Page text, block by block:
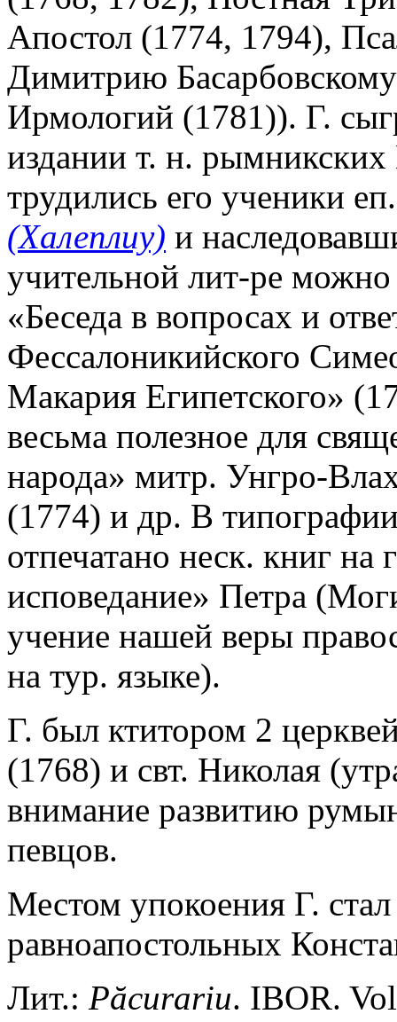
Апостол (1774, 1794),
Димитрию
Ирмологий (1781)). Г.
издании т. н.
трудились его ученики
(Халеплиу) и
учительной лит-ре
«Беседа в вопросах и
Фессалоникийского
Макария Египетского»
весьма полезное для
народа» митр. Унгро-
(1774) и др. В
отпечатано неск. книг на
исповедание» Петра
учение нашей веры
на тур. языке).
Г. был ктитором 2
(1768) и свт. Николая
внимание развитию
певцов.
Местом упокоения Г.
равноапостольных
Лит.: Păcurariu. IBOR.